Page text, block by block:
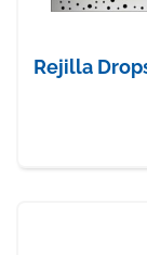
Rejilla